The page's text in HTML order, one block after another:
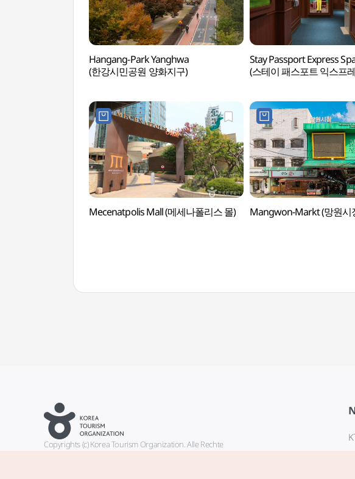
Hangang-Park Yanghwa
(한강시민공원 양화지구)
Stay Passport Express
(스테이 패스포트 익스프
Mecenatpolis Mall (메세나폴리스 몰) Mangwon-Markt (망원시
Copyrights (c) Korea Tourism Organization. Alle Rechte